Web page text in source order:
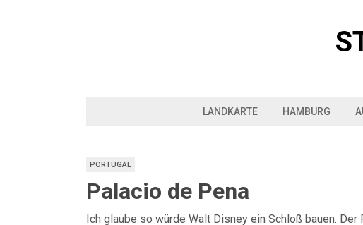
LANDKARTE HAMBURG
PORTUGAL
Palacio de Pena
Ich glaube so würde Walt Disney ein Schloß bauen.